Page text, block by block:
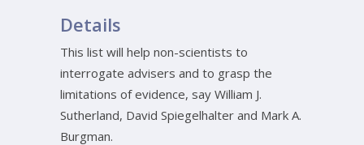
Details
This list will help non-scientists to
interrogate advisers and to grasp the
limitations of evidence, say William J.
Sutherland, David Spiegelhalter and Mark A.
Burgman.